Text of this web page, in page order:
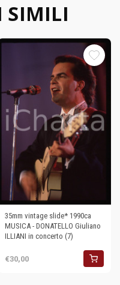
SIMILI
35mm vintage slide* 1990ca
MUSICA - DONATELLO Giuliano
ILLIANI in concerto (7)
€30,00